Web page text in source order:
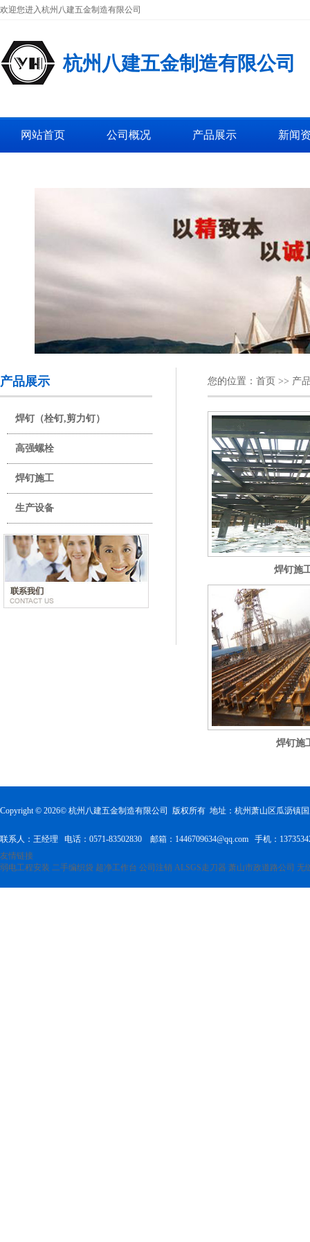
欢迎您进入杭州八建五金制造有限公司
杭州八建五金制造有限公司
网站首页 公司概况 产品展示 新闻
产品展示
焊钉（栓钉,剪力钉）
高强螺栓
焊钉施工
生产设备
您的位置： 首页 >> 产
焊钉施
焊钉施
Copyright © 2026© 杭州八建五金制造有限公司 版权所有 地址：杭州萧山区瓜沥镇
联系人：王经理 电话：0571-83502830 邮箱：1446709634@qq.com 手机：
友情链接
弱电工程安装 二手编织袋 超净工作台 公司注销 ALSGS走刀器 萧山市政道路公司 无